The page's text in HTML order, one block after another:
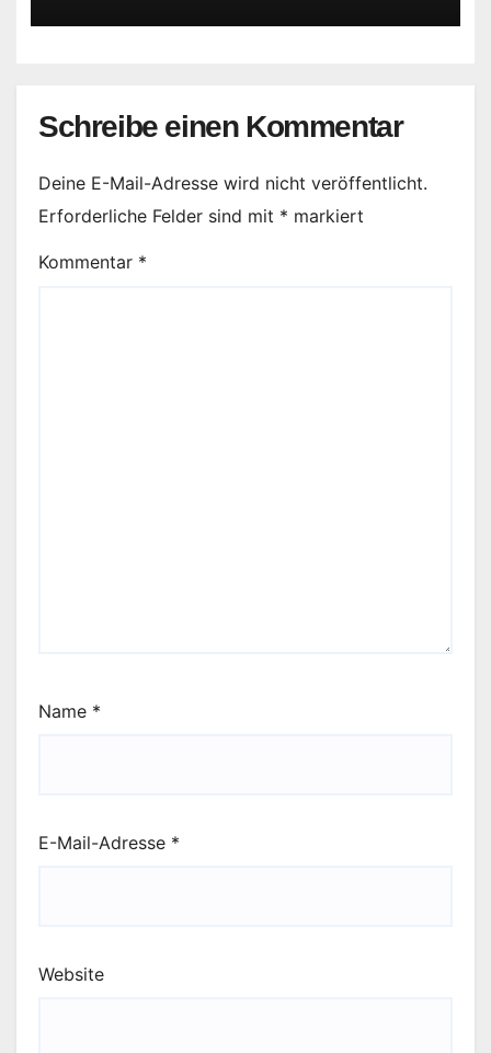
Schreibe einen Kommentar
Deine E-Mail-Adresse wird nicht veröffentlicht.
Erforderliche Felder sind mit * markiert
Kommentar *
Name *
E-Mail-Adresse *
Website